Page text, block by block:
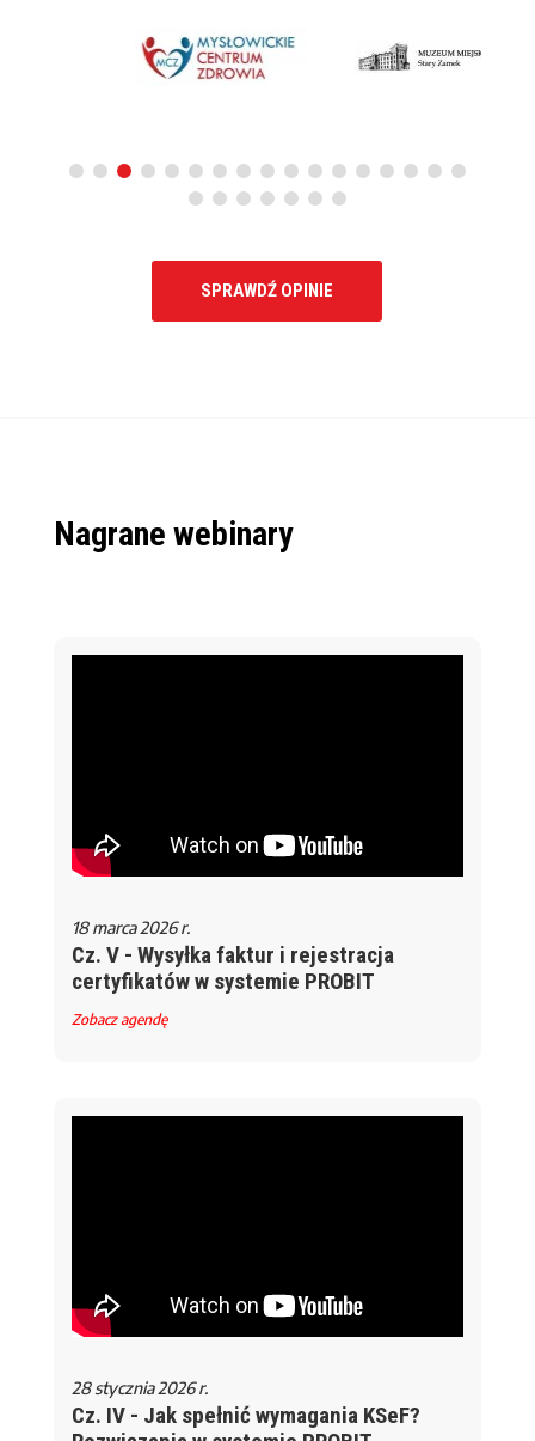
SPRAWDŹ OPINIE
Nagrane webinary
18 marca 2026 r.
Cz. V - Wysyłka faktur i rejestracja
certyfikatów w systemie PROBIT
Zobacz agendę
28 stycznia 2026 r.
Cz. IV - Jak spełnić wymagania KSeF?